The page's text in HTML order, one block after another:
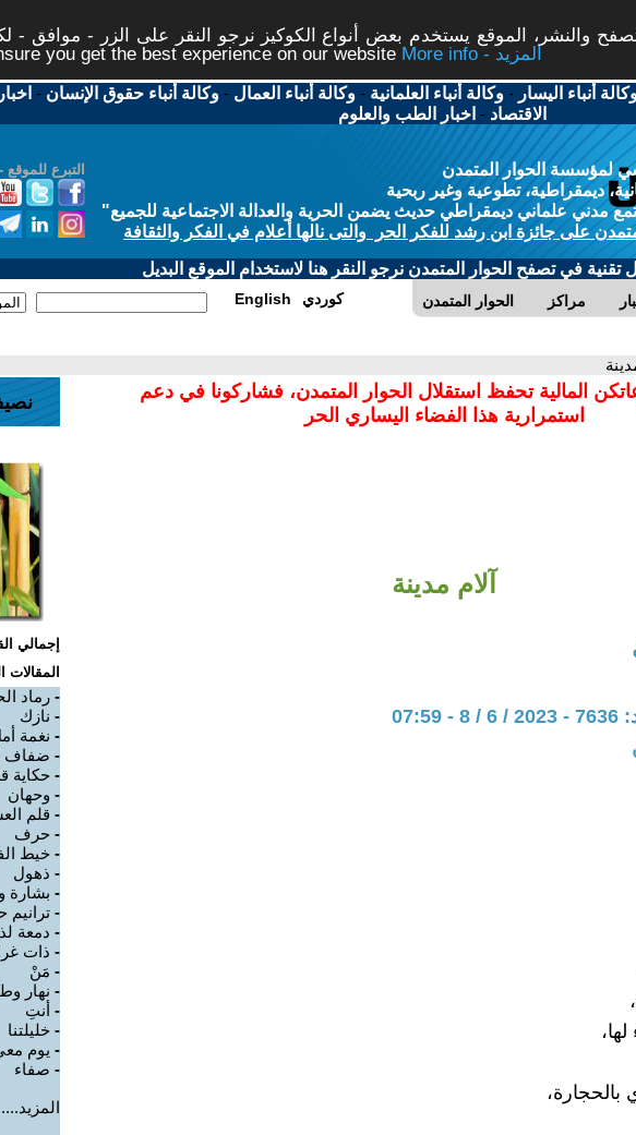
والنشر، الموقع يستخدم بعض أنواع الكوكيز نرجو النقر على الزر - موافق -
you get the best experience on our website
More info - المزيد
أنباء اليسار -وكالة أنباء العلمانية -وكالة أنباء العمال -وكالة أنباء حقوق الإنسان -
الاقتصاد - اخبار الطب والعلوم
التبرع للموقع
لمؤسسة الحوار المتمدن
ديمقراطية، تطوعية وغير ربحية
مدني علماني ديمقراطي حديث يضمن الحرية والعدالة الاجتماعية للجميع"
على جائزة ابن رشد للفكر الحر والتى نالها أعلام في الفكر والثقافة
تقنية في تصفح الحوار المتمدن نرجو النقر هنا لاستخدام الموقع البديل
الحوار المتمدن مراكز English كوردي
المالية تحفظ استقلال الحوار المتمدن، فشاركونا في دعم
استمرارية هذا الفضاء اليساري الحر
آلام مدينة
بالحجارة،
إجمالي
المقالات
- رماد
- نازك
- نغمة
- ضفاف
- حكاية
- وحهان
- قلم
- حرف
- خيط
- ذهول
- بشارة
- ترانيم
- دمعة
- ذات
- مَنْ
- نهار
- أنتِ
- خليلتنا
- يوم
- صفاء